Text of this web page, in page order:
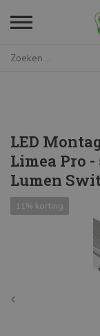
LED
Limea Pro
Lumen
11% korting